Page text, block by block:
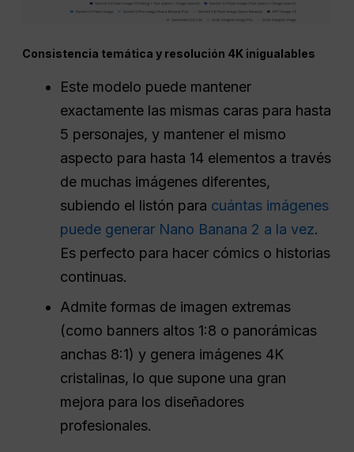
Consistencia temática y resolución 4K inigualables
Este modelo puede mantener
exactamente las mismas caras para hasta
5 personajes, y mantener el mismo
aspecto para hasta 14 elementos a través
de muchas imágenes diferentes,
subiendo el listón para cuántas imágenes
puede generar Nano Banana 2 a la vez.
Es perfecto para hacer cómics o historias
continuas.
Admite formas de imagen extremas
(como banners altos 1:8 o panorámicas
anchas 8:1) y genera imágenes 4K
cristalinas, lo que supone una gran
mejora para los diseñadores
profesionales.